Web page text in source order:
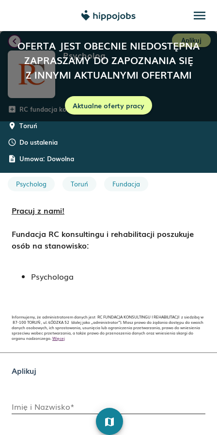
menu
OFERTA JEST OBECNIE NIEDOSTĘPNA
ZAPRASZAMY DO ZAPOZNANIA SIĘ
Z INNYMI AKTUALNYMI OFERTAMI
Aktualne oferty pracy
chevron_left Aplikuj
Psycholog
add_box RC fundacja konsultingu i rehabilitacji
room Toruń
schedule Do ustalenia
description Umowa: Dowolna
Psycholog Toruń Fundacja
Pracuj z nami!
Fundacja RC konsultingu i rehabilitacji poszukuje
osób na stanowisko:
Psychologa
Informujemy, że administratorem danych jest RC FUNDACJA KONSULTINGU I REHABILITACJI z siedzibą w
87-100 TORUŃ , ul. ŁÓDZKA 52 (dalej jako „administrator”). Masz prawo do żądania dostępu do swoich
danych osobowych, ich sprostowania, usunięcia lub ograniczenia przetwarzania, prawo do wniesienia
sprzeciwu wobec przetwarzania, a także prawo do przenoszenia danych oraz wniesienia skargi do
organu nadzorczego. Więcej
Aplikuj
Imię i Nazwisko*
map